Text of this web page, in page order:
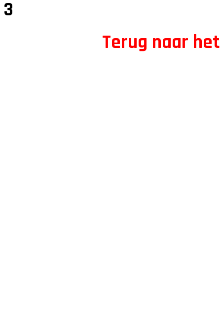
3
Terug naar